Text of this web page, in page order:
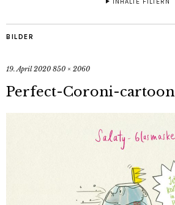
BILDER
19. April 2020 850 × 2060
Perfect-Coroni-